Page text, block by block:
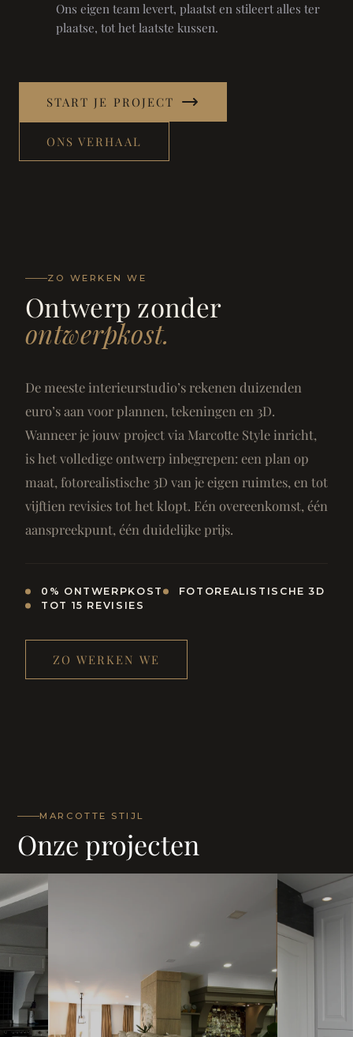
Ons eigen team levert, plaatst en stileert alles ter
plaatse, tot het laatste kussen.
START JE PROJECT
ONS VERHAAL
ZO WERKEN WE
Ontwerp zonder
ontwerpkost.
De meeste interieurstudio’s rekenen duizenden
euro’s aan voor plannen, tekeningen en 3D.
Wanneer je jouw project via Marcotte Style inricht,
is het volledige ontwerp inbegrepen: een plan op
maat, fotorealistische 3D van je eigen ruimtes, en tot
vijftien revisies tot het klopt. Eén overeenkomst, één
aanspreekpunt, één duidelijke prijs.
0% ONTWERPKOST
FOTOREALISTISCHE 3D
TOT 15 REVISIES
ZO WERKEN WE
MARCOTTE STIJL
Onze projecten